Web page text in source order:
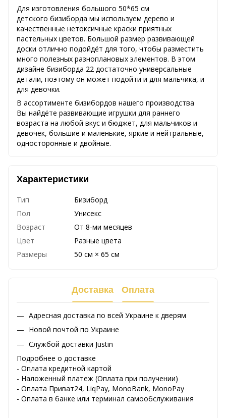
Для изготовления большого 50*65 см
детского бизиборда мы используем дерево и
качественные нетоксичные краски приятных
пастельных цветов. Большой размер развивающей
доски отлично подойдёт для того, чтобы разместить
много полезных разноплановых элементов. В этом
дизайне бизиборда 22 достаточно универсальные
детали, поэтому он может подойти и для мальчика, и
для девочки.
В ассортименте бизибордов нашего производства
Вы найдёте развивающие игрушки для раннего
возраста на любой вкус и бюджет, для мальчиков и
девочек, большие и маленькие, яркие и нейтральные,
односторонные и двойные.
Характеристики
Тип
Бизиборд
Пол
Унисекс
Возраст
От 8-ми месяцев
Цвет
Разные цвета
Размеры
50 см × 65 см
Доставка Оплата
Адресная доставка по всей Украине к дверям
Новой почтой по Украине
Службой доставки Justin
Подробнее о доставке
- Оплата кредитной картой
- Наложенный платеж (Оплата при получении)
- Оплата Приват24, LiqPay, MonoBank, MonoPay
- Оплата в банке или терминал самообслуживания